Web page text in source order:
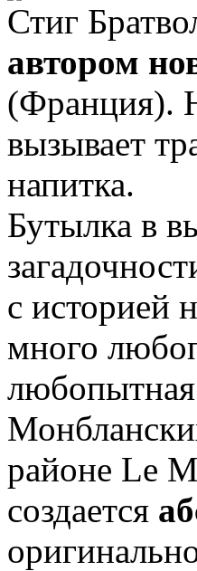
Стиг
автором
(Франция).
вызывает
напитка.
Бутылка в
с историей
много
любопытная
районе Le
создается